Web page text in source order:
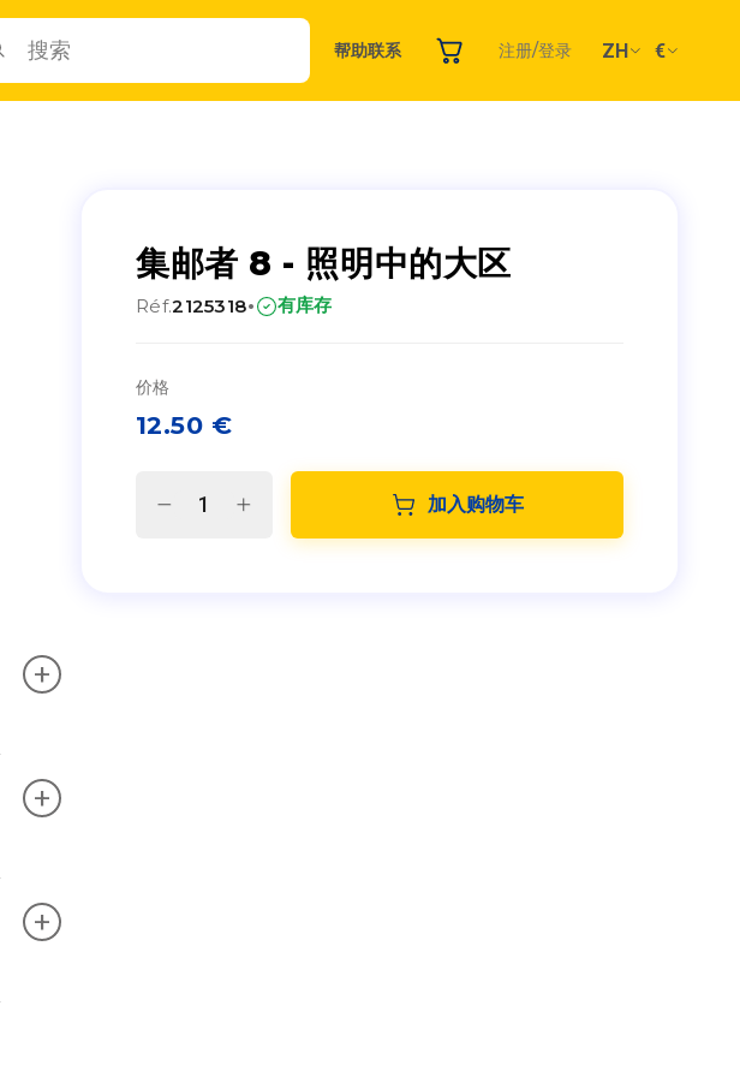
帮助联系 注册/登录 ZH €
集邮者 8 - 照明中的大区
Réf.2125318· 有库存
价格
12.50 €
加入购物车
+
+
+